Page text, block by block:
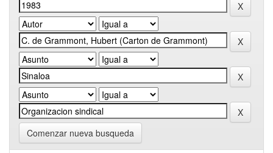
Comenzar nueva busqueda